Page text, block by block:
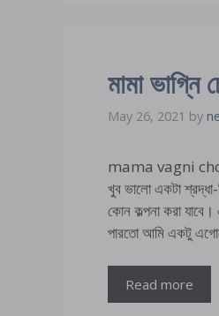
মামা ভাগ্নি
May 26, 2021 by
mama vagni choti
খুব ভালো একটা
কোন কল্পনা করা
পারতো আমি একটু
Read more